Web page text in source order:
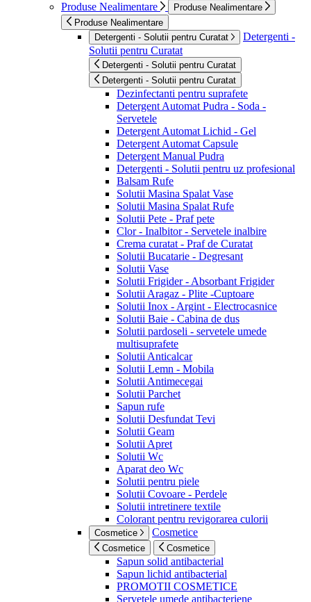
Produse Nealimentare
Produse Nealimentare
Produse Nealimentare
Detergenti - Solutii pentru Curatat
Detergenti -
Solutii pentru Curatat
Detergenti - Solutii pentru Curatat
Detergenti - Solutii pentru Curatat
Dezinfectanti pentru suprafete
Detergent Automat Pudra - Soda -
Servetele
Detergent Automat Lichid - Gel
Detergent Automat Capsule
Detergent Manual Pudra
Detergenti - Solutii pentru uz profesional
Balsam Rufe
Solutii Masina Spalat Vase
Solutii Masina Spalat Rufe
Solutii Pete - Praf pete
Clor - Inalbitor - Servetele inalbire
Crema curatat - Praf de Curatat
Solutii Bucatarie - Degresant
Solutii Vase
Solutii Frigider - Absorbant Frigider
Solutii Aragaz - Plite -Cuptoare
Solutii Inox - Argint - Electrocasnice
Solutii Baie - Cabina de dus
Solutii pardoseli - servetele umede
multisuprafete
Solutii Anticalcar
Solutii Lemn - Mobila
Solutii Antimecegai
Solutii Parchet
Sapun rufe
Solutii Desfundat Tevi
Solutii Geam
Solutii Apret
Solutii Wc
Aparat deo Wc
Solutii pentru piele
Solutii Covoare - Perdele
Solutii intretinere textile
Colorant pentru revigorarea culorii
Cosmetice Cosmetice
Cosmetice Cosmetice
Sapun solid antibacterial
Sapun lichid antibacterial
PROMOTII COSMETICE
Servetele umede antibacteriene